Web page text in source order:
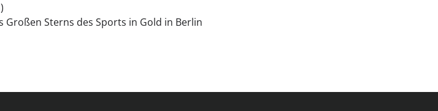
Großen Sterns des Sports in Gold in Berlin